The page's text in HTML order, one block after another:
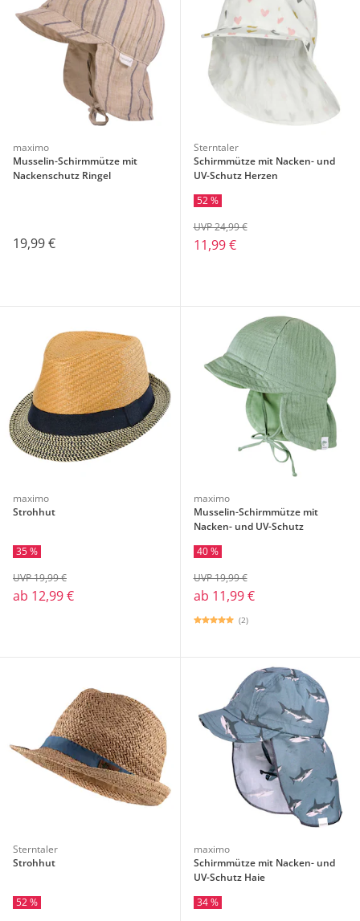
maximo
Musselin-Schirmmütze mit
Nackenschutz Ringel
19,99 €
Sterntaler
Schirmmütze mit Nacken- und
UV-Schutz Herzen
52 %
11,99 €
UVP 24,99 €
maximo
Strohhut
35 %
ab 12,99 €
UVP 19,99 €
maximo
Musselin-Schirmmütze mit
Nacken- und UV-Schutz
40 %
ab 11,99 €
UVP 19,99 €
(2)
Sterntaler
Strohhut
52 %
maximo
Schirmmütze mit Nacken- und
UV-Schutz Haie
34 %